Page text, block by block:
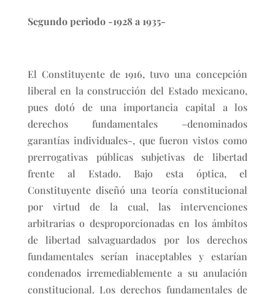
Segundo periodo -1928 a 1935-
El Constituyente de 1916, tuvo una concepción
liberal en la construcción del Estado mexicano,
pues dotó de una importancia capital a los
derechos fundamentales –denominados
garantías individuales-, que fueron vistos como
prerrogativas públicas subjetivas de libertad
frente al Estado. Bajo esta óptica, el
Constituyente diseñó una teoría constitucional
por virtud de la cual, las intervenciones
arbitrarias o desproporcionadas en los ámbitos
de libertad salvaguardados por los derechos
fundamentales serían inaceptables y estarían
condenados irremediablemente a su anulación
constitucional. Los derechos fundamentales de